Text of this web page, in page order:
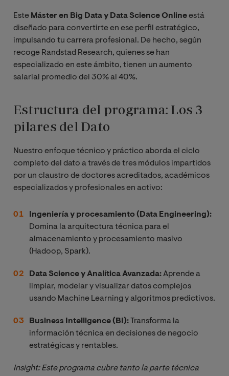
Este Máster en Big Data y Data Science Onlineestá
diseñado para convertirte en ese perfil estratégico,
impulsando tu carrera profesional. De hecho, según
recoge Randstad Research, quienes se han
especializado en este ámbito, tienen un aumento
salarial promedio del 30% al 40%.
Estructura del programa: Los 3
pilares del Dato
Nuestro enfoque técnico y práctico aborda el ciclo
completo del dato a través de tres módulos impartidos
por un claustro de doctores acreditados, académicos
especializados y profesionales en activo:
Ingeniería y procesamiento (Data Engineering):
Domina la arquitectura técnica para el
almacenamiento y procesamiento masivo
(Hadoop, Spark).
Data Science y Analítica Avanzada:Aprende a
limpiar, modelar y visualizar datos complejos
usando Machine Learning y algoritmos predictivos.
Business Intelligence (BI): Transforma la
información técnica en decisiones de negocio
estratégicas y rentables.
Insight: Este programa cubre tanto la parte técnica